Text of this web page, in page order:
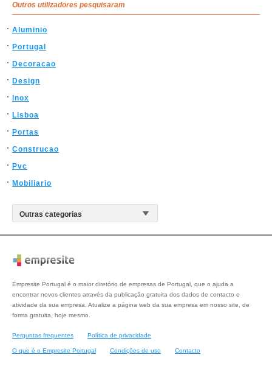
Outros utilizadores pesquisaram
Aluminio
Portugal
Decoracao
Design
Inox
Lisboa
Portas
Construcao
Pvc
Mobiliario
Empresite Portugal é o maior diretório de empresas de Portugal, que o ajuda a
encontrar novos clientes através da publicação gratuita dos dados de contacto e
atividade da sua empresa. Atualize a página web da sua empresa em nosso site, de
forma gratuita, hoje mesmo.
Perguntas frequentes Política de privacidade
O que é o Empresite Portugal Condições de uso Contacto